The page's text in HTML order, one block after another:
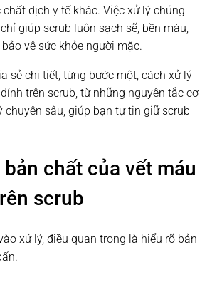
dịch y tế khác. Việc xử lý chúng
giúp scrub luôn sạch sẽ, bền màu,
vệ sức khỏe người mặc.
sẻ chi tiết, từng bước một, cách xử lý
trên scrub, từ những nguyên tắc cơ
chuyên sâu, giúp bạn tự tin giữ scrub
bản chất của vết máu
scrub
xử lý, điều quan trọng là hiểu rõ bản